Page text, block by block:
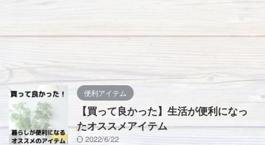
便利アイテム
【買って良かった】生活が便利になっ
たオススメアイテム
2022/6/22